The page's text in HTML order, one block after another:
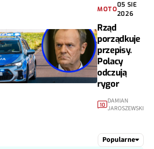
MOTO
05 SIE
2026
Rząd
porządkuje
przepisy.
Polacy
odczują
rygor
10 DAMIAN
JAROSZEWSKI
Popularne